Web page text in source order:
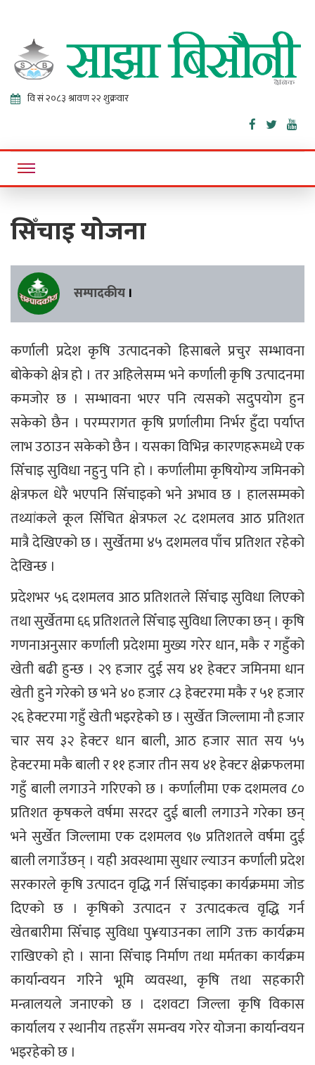
Sajha
Bisaunee
Online News Portal
सिँचाइ योजना
सम्पादकीय ।
कर्णाली प्रदेश कृषि उत्पादनको हिसाबले प्रचुर सम्भावना
बोकेको क्षेत्र हो । तर अहिलेसम्म भने कर्णाली कृषि उत्पादनमा
कमजोर छ । सम्भावना भएर पनि त्यसको सदुपयोग हुन
सकेको छैन । परम्परागत कृषि प्रर्णालीमा निर्भर हुँदा पर्याप्त
लाभ उठाउन सकेको छैन । यसका विभिन्न कारणहरूमध्ये एक
सिँचाइ सुविधा नहुनु पनि हो । कर्णालीमा कृषियोग्य जमिनको
क्षेत्रफल धेरै भएपनि सिँचाइको भने अभाव छ । हालसम्मको
तथ्यांकले कूल सिँचित क्षेत्रफल २८ दशमलव आठ प्रतिशत
मात्रै देखिएको छ । सुर्खेतमा ४५ दशमलव पाँच प्रतिशत रहेको
देखिन्छ ।
प्रदेशभर ५६ दशमलव आठ प्रतिशतले सिँचाइ सुविधा लिएको
तथा सुर्खेतमा ६६ प्रतिशतले सिँचाइ सुविधा लिएका छन् । कृषि
गणनाअनुसार कर्णाली प्रदेशमा मुख्य गरेर धान, मकै र गहुँको
खेती बढी हुन्छ । २९ हजार दुई सय ४१ हेक्टर जमिनमा धान
खेती हुने गरेको छ भने ४० हजार ८३ हेक्टरमा मकै र ५१ हजार
२६ हेक्टरमा गहुँ खेती भइरहेको छ । सुर्खेत जिल्लामा नौ हजार
चार सय ३२ हेक्टर धान बाली, आठ हजार सात सय ५५
हेक्टरमा मकै बाली र ११ हजार तीन सय ४१ हेक्टर क्षेक्रफलमा
गहुँ बाली लगाउने गरिएको छ । कर्णालीमा एक दशमलव ८०
प्रतिशत कृषकले वर्षमा सरदर दुई बाली लगाउने गरेका छन्
भने सुर्खेत जिल्लामा एक दशमलव ९७ प्रतिशतले वर्षमा दुई
बाली लगाउँछन् । यही अवस्थामा सुधार ल्याउन कर्णाली प्रदेश
सरकारले कृषि उत्पादन वृद्धि गर्न सिँचाइका कार्यक्रममा जोड
दिएको छ । कृषिको उत्पादन र उत्पादकत्व वृद्धि गर्न
खेतबारीमा सिँचाइ सुविधा पु¥याउनका लागि उक्त कार्यक्रम
राखिएको हो । साना सिँचाइ निर्माण तथा मर्मतका कार्यक्रम
कार्यान्वयन गरिने भूमि व्यवस्था, कृषि तथा सहकारी
मन्त्रालयले जनाएको छ । दशवटा जिल्ला कृषि विकास
कार्यालय र स्थानीय तहसँग समन्वय गरेर योजना कार्यान्वयन
भइरहेको छ ।